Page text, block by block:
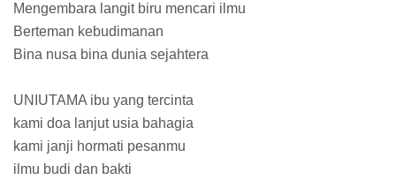
Mengembara langit biru mencari ilmu
Berteman kebudimanan
Bina nusa bina dunia sejahtera
UNIUTAMA ibu yang tercinta
kami doa lanjut usia bahagia
kami janji hormati pesanmu
ilmu budi dan bakti